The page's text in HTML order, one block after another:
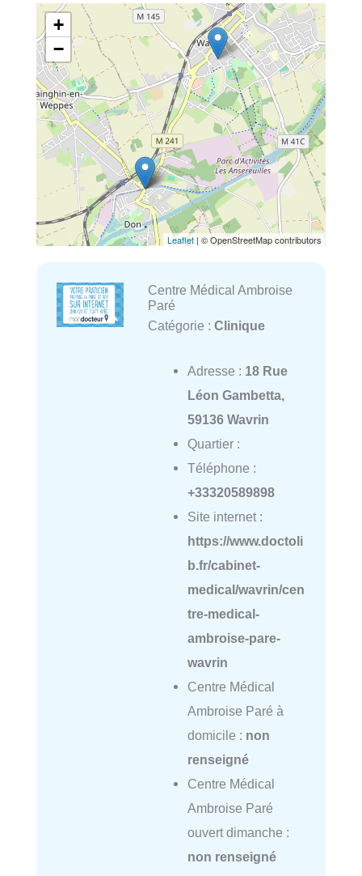
+
−
Leaflet | © OpenStreetMap contributors
Centre Médical Ambroise
Paré
Catégorie : Clinique
Adresse : 18 Rue
Léon Gambetta,
59136 Wavrin
Quartier :
Téléphone :
+33320589898
Site internet :
https://www.doctoli
b.fr/cabinet-
medical/wavrin/cen
tre-medical-
ambroise-pare-
wavrin
Centre Médical
Ambroise Paré à
domicile : non
renseigné
Centre Médical
Ambroise Paré
ouvert dimanche :
non renseigné